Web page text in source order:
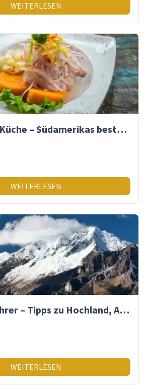
WEITERLESEN
Peruanische Küche – Südamerikas beste Gastronomie
WEITERLESEN
Peru Reiseführer – Tipps zu Hochland, Amazonas & Inka-Erbe
WEITERLESEN